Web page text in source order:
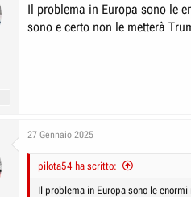
Il problema in Europa sono le
sono e certo non le metterà
27 Gennaio 2025
pilota54 ha scritto:
Il problema in Europa sono le